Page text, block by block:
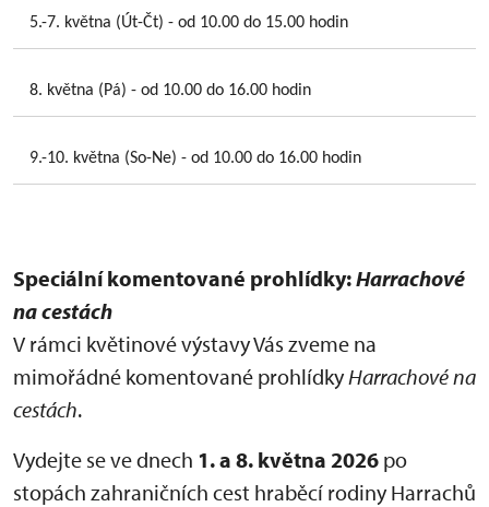
5.-7. května (Út-Čt) - od 10.00 do 15.00 hodin
8. května (Pá) - od 10.00 do 16.00 hodin
9.-10. května (So-Ne) - od 10.00 do 16.00 hodin
Speciální komentované prohlídky:Harrachové
na cestách
V rámci květinové výstavy Vás zveme na
mimořádné komentované prohlídky Harrachové na
cestách.
Vydejte se ve dnech 1. a 8. května 2026 po
stopách zahraničních cest hraběcí rodiny Harrachů